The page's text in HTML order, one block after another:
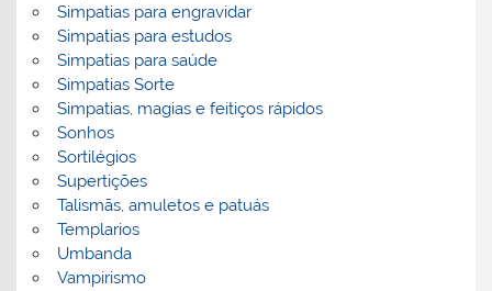
Simpatias para engravidar
Simpatias para estudos
Simpatias para saúde
Simpatias Sorte
Simpatias, magias e feitiços rápidos
Sonhos
Sortilégios
Supertições
Talismãs, amuletos e patuás
Templarios
Umbanda
Vampirismo